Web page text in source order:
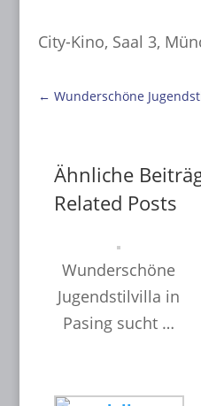
City-Kino, Saal 3,
← Wunderschöne
Ähnliche
Related Posts
Wunderschöne
Jugendstilvilla in
Pasing sucht …